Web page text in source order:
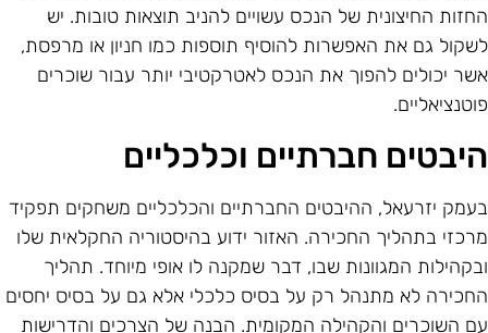
החיצונית של הנכס עשויים להניב תוצאות טובות. יש
גם את האפשרות להוסיף תוספות כמו חניון או מרפסת,
יכולים להפוך את הנכס לאטרקטיבי יותר עבור שוכרים
חברתיים וכלכליים
יזרעאל, ההיבטים החברתיים והכלכליים משחקים תפקיד
בתהליך החכירה. האזור ידוע בהיסטוריה החקלאית שלו
המגוונות שבו, דבר שמקנה לו אופי מיוחד. תהליך
לא מתנהל רק על בסיס כלכלי אלא גם על בסיס יחסים
השוכרים והקהילה המקומית. הבנה של הצרכים והדרישות